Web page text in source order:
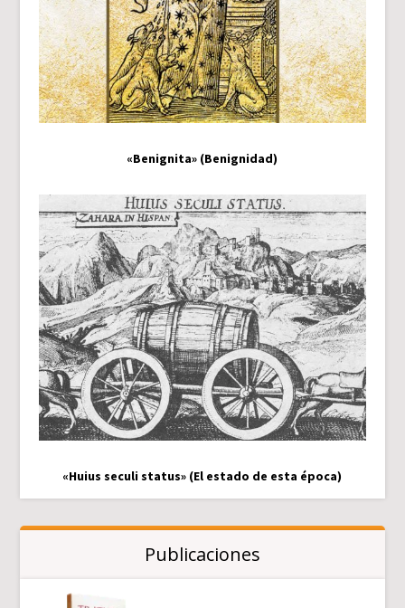
«Benignita» (Benignidad)
«Huius seculi status» (El estado de esta época)
Publicaciones